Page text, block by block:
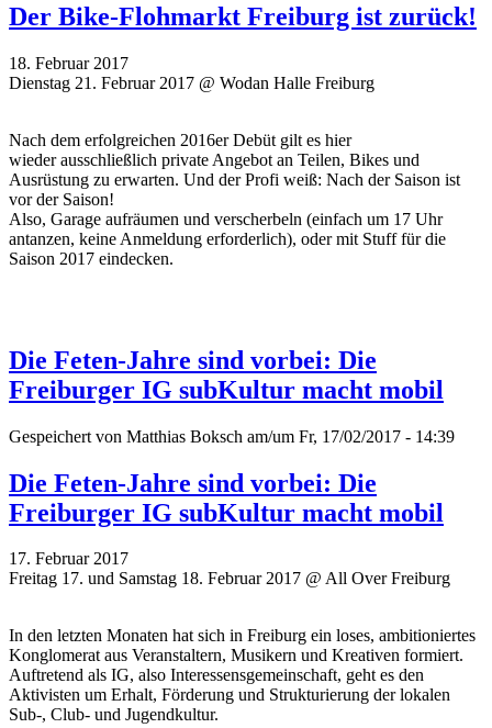
Der Bike-Flohmarkt Freiburg ist zurück!
18. Februar 2017
Dienstag 21. Februar 2017 @ Wodan Halle Freiburg
Nach dem erfolgreichen 2016er Debüt gilt es hier
wieder ausschließlich private Angebot an Teilen, Bikes und
Ausrüstung zu erwarten. Und der Profi weiß: Nach der Saison ist
vor der Saison!
Also, Garage aufräumen und verscherbeln (einfach um 17 Uhr
antanzen, keine Anmeldung erforderlich), oder mit Stuff für die
Saison 2017 eindecken.
Die Feten-Jahre sind vorbei: Die
Freiburger IG subKultur macht mobil
Gespeichert von Matthias Boksch am/um Fr, 17/02/2017 - 14:39
Die Feten-Jahre sind vorbei: Die
Freiburger IG subKultur macht mobil
17. Februar 2017
Freitag 17. und Samstag 18. Februar 2017 @ All Over Freiburg
In den letzten Monaten hat sich in Freiburg ein loses, ambitioniertes
Konglomerat aus Veranstaltern, Musikern und Kreativen formiert.
Auftretend als IG, also Interessensgemeinschaft, geht es den
Aktivisten um Erhalt, Förderung und Strukturierung der lokalen
Sub-, Club- und Jugendkultur.